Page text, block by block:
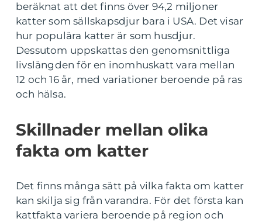
beräknat att det finns över 94,2 miljoner
katter som sällskapsdjur bara i USA. Det visar
hur populära katter är som husdjur.
Dessutom uppskattas den genomsnittliga
livslängden för en inomhuskatt vara mellan
12 och 16 år, med variationer beroende på ras
och hälsa.
Skillnader mellan olika
fakta om katter
Det finns många sätt på vilka fakta om katter
kan skilja sig från varandra. För det första kan
kattfakta variera beroende på region och